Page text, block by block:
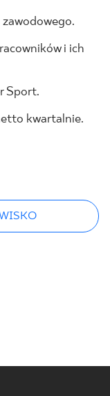
i ich
Sport.
kwartalnie.